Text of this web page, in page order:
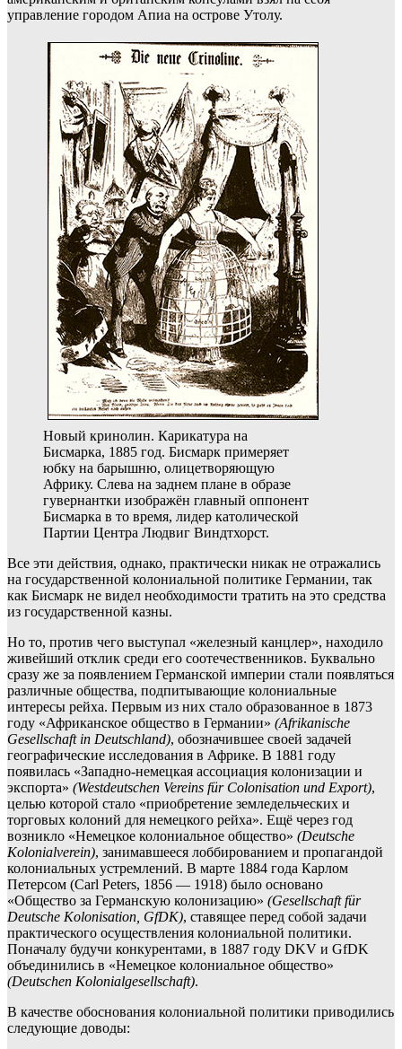
управление городом Апиа на острове Утолу.
Новый кринолин. Карикатура на
Бисмарка, 1885 год. Бисмарк примеряет
юбку на барышню, олицетворяющую
Африку. Слева на заднем плане в образе
гувернантки изображён главный оппонент
Бисмарка в то время, лидер католической
Партии Центра Людвиг Виндтхорст.
Все эти действия, однако, практически никак не отражались
на государственной колониальной политике Германии, так
как Бисмарк не видел необходимости тратить на это средства
из государственной казны.
Но то, против чего выступал «железный канцлер», находило
живейший отклик среди его соотечественников. Буквально
сразу же за появлением Германской империи стали появляться
различные общества, подпитывающие колониальные
интересы рейха. Первым из них стало образованное в 1873
году «Африканское общество в Германии» (Afrikanische
Gesellschaft in Deutschland), обозначившее своей задачей
географические исследования в Африке. В 1881 году
появилась «Западно-немецкая ассоциация колонизации и
экспорта» (Westdeutschen Vereins für Colonisation und Export),
целью которой стало «приобретение земледельческих и
торговых колоний для немецкого рейха». Ещё через год
возникло «Немецкое колониальное общество» (Deutsche
Kolonialverein), занимавшееся лоббированием и пропагандой
колониальных устремлений. В марте 1884 года Карлом
Петерсом (Carl Peters, 1856 — 1918) было основано
«Общество за Германскую колонизацию» (Gesellschaft für
Deutsche Kolonisation, GfDK), ставящее перед собой задачи
практического осуществления колониальной политики.
Поначалу будучи конкурентами, в 1887 году DKV и GfDK
объединились в «Немецкое колониальное общество»
(Deutschen Kolonialgesellschaft).
В качестве обоснования колониальной политики приводились
следующие доводы: